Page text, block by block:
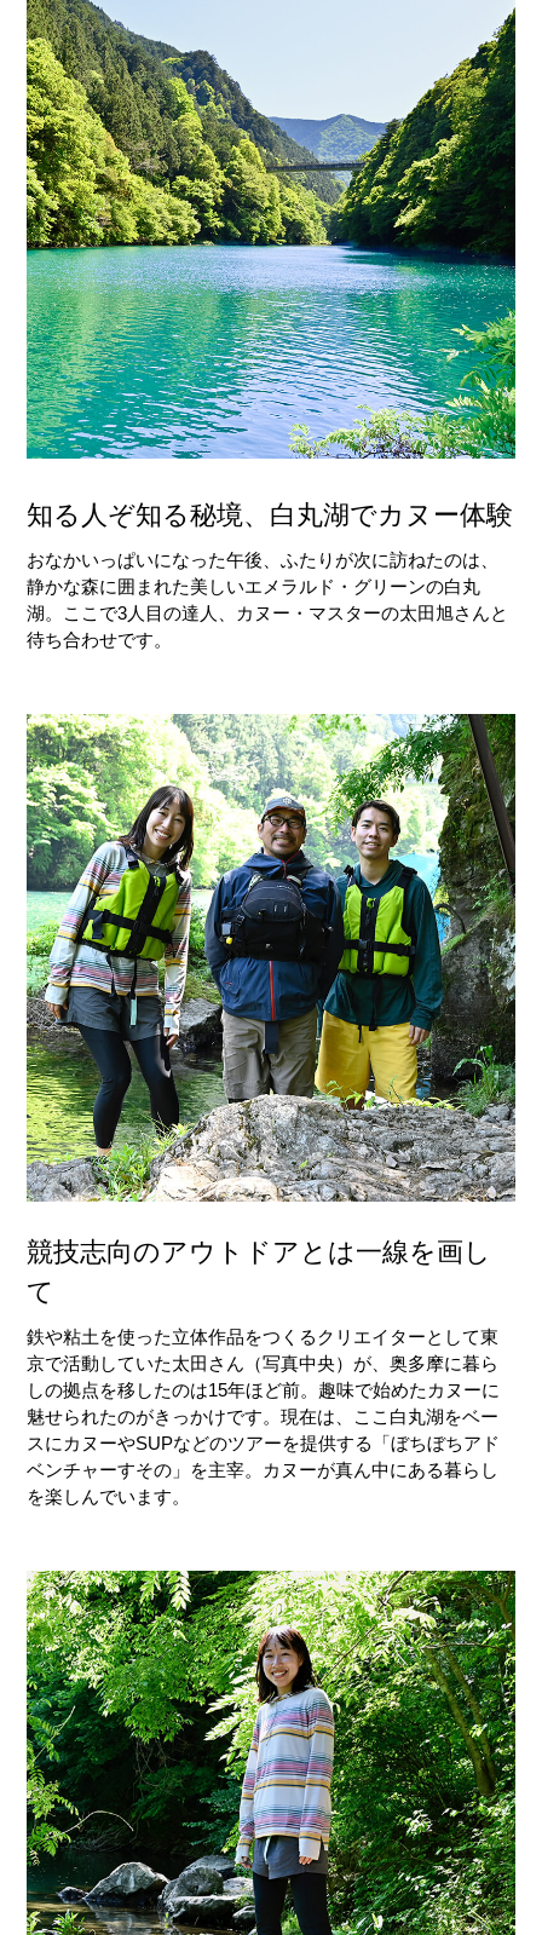
知る人ぞ知る秘境、白丸湖でカヌー体験
おなかいっぱいになった午後、ふたりが次に訪ねたのは、
静かな森に囲まれた美しいエメラルド・グリーンの白丸
湖。ここで3人目の達人、カヌー・マスターの太田旭さんと
待ち合わせです。
競技志向のアウトドアとは一線を画し
て
鉄や粘土を使った立体作品をつくるクリエイターとして東
京で活動していた太田さん（写真中央）が、奥多摩に暮ら
しの拠点を移したのは15年ほど前。趣味で始めたカヌーに
魅せられたのがきっかけです。現在は、ここ白丸湖をベー
スにカヌーやSUPなどのツアーを提供する「ぼちぼちアド
ベンチャーすその」を主宰。カヌーが真ん中にある暮らし
を楽しんでいます。